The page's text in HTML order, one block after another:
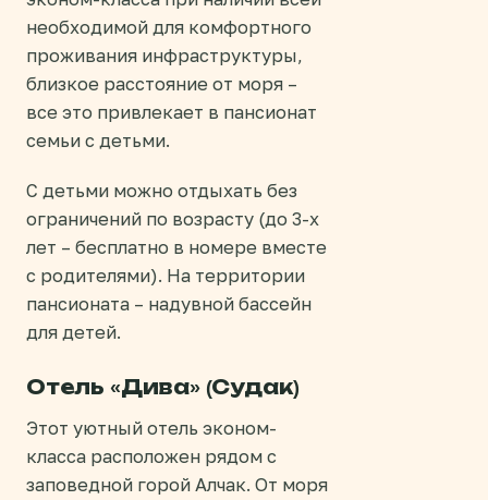
необходимой для комфортного
проживания инфраструктуры,
близкое расстояние от моря –
все это привлекает в пансионат
семьи с детьми.
С детьми можно отдыхать без
ограничений по возрасту (до 3-х
лет – бесплатно в номере вместе
с родителями). На территории
пансионата – надувной бассейн
для детей.
Отель «Дива» (Судак)
Этот уютный отель эконом-
класса расположен рядом с
заповедной горой Алчак. От моря